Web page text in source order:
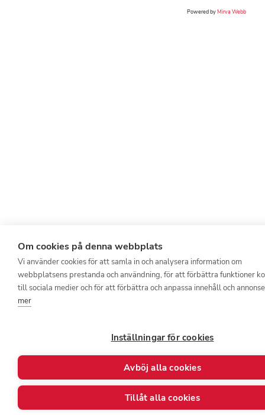
Om cookies på denna webbplats
Vi använder cookies för att samla in och analysera information om
webbplatsens prestanda och användning, för att förbättra funktioner
till sociala medier och för att förbättra och anpassa innehåll och
mer
Inställningar för cookies
Avböj alla cookies
Tillåt alla cookies
Powered byMirva Webb